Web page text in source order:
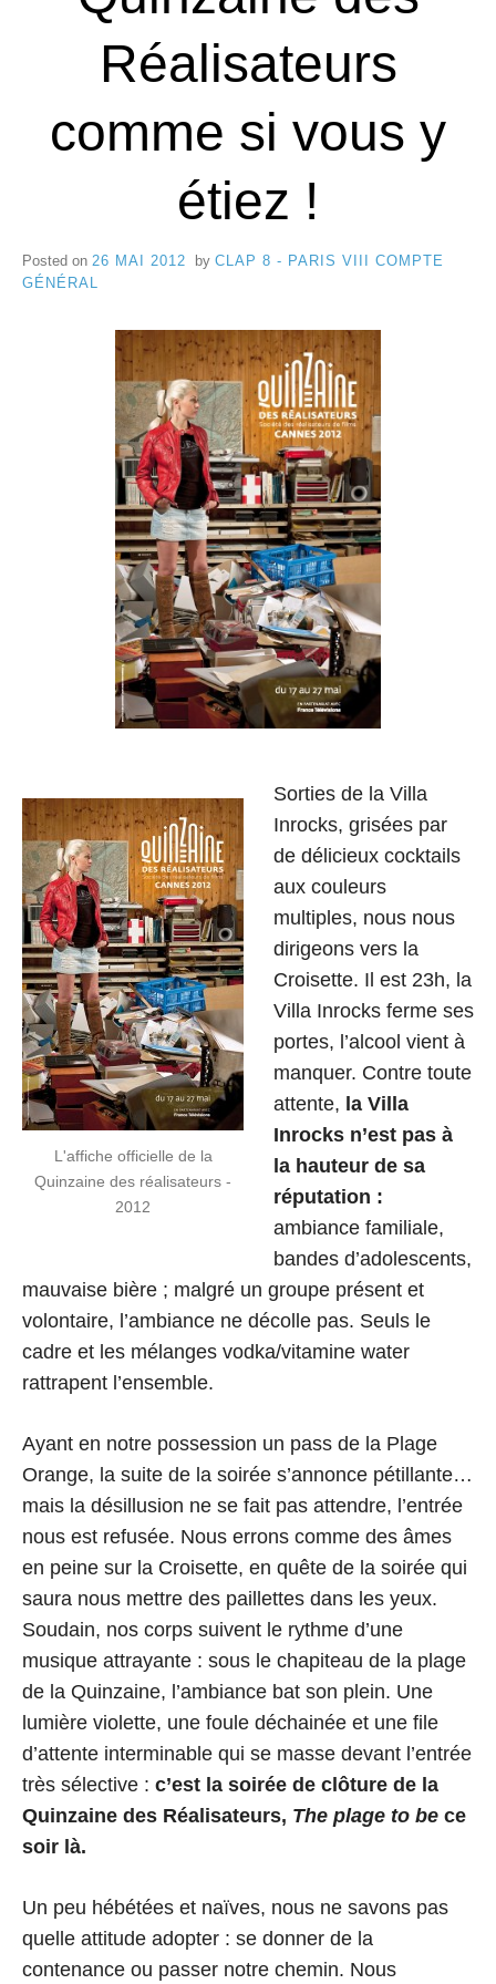
8
e
C
n
s
Réalisateurs
comme si vous y
étiez !
Posted on 26 MAI 2012 by CLAP 8 - PARIS VIII COMPTE
GÉNÉRAL
L'affiche officielle de la
Quinzaine des réalisateurs -
2012
Sorties de la Villa
Inrocks, grisées par
de délicieux cocktails
aux couleurs
multiples, nous nous
dirigeons vers la
Croisette. Il est 23h, la
Villa Inrocks ferme ses
portes, l’alcool vient à
manquer. Contre toute
attente, la Villa
Inrocks n’est pas à
la hauteur de sa
réputation :
ambiance familiale,
bandes d’adolescents,
mauvaise bière ; malgré un groupe présent et
volontaire, l’ambiance ne décolle pas. Seuls le
cadre et les mélanges vodka/vitamine water
rattrapent l’ensemble.
Ayant en notre possession un pass de la Plage
Orange, la suite de la soirée s’annonce pétillante…
mais la désillusion ne se fait pas attendre, l’entrée
nous est refusée. Nous errons comme des âmes
en peine sur la Croisette, en quête de la soirée qui
saura nous mettre des paillettes dans les yeux.
Soudain, nos corps suivent le rythme d’une
musique attrayante : sous le chapiteau de la plage
de la Quinzaine, l’ambiance bat son plein. Une
lumière violette, une foule déchainée et une file
d’attente interminable qui se masse devant l’entrée
très sélective : c’est la soirée de clôture de la
Quinzaine des Réalisateurs, The plage to be ce
soir là.
Un peu hébétées et naïves, nous ne savons pas
quelle attitude adopter : se donner de la
contenance ou passer notre chemin. Nous